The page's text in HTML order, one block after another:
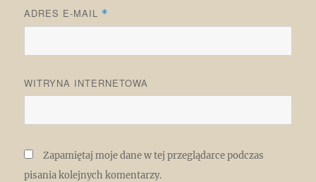
ADRES E-MAIL *
WITRYNA INTERNETOWA
Zapamiętaj moje dane w tej przeglądarce podczas
pisania kolejnych komentarzy.